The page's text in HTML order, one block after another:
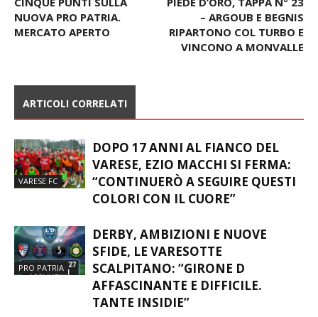
NUOVA PRO PATRIA.
MERCATO APERTO
– ARGOUB E BEGNIS
RIPARTONO COL TURBO E
VINCONO A MONVALLE
ARTICOLI CORRELATI
VARESE FC
DOPO 17 ANNI AL FIANCO DEL
VARESE, EZIO MACCHI SI FERMA:
“CONTINUERÒ A SEGUIRE QUESTI
COLORI CON IL CUORE”
PRO PATRIA
DERBY, AMBIZIONI E NUOVE
SFIDE, LE VARESOTTE
SCALPITANO: “GIRONE D
AFFASCINANTE E DIFFICILE.
TANTE INSIDIE”